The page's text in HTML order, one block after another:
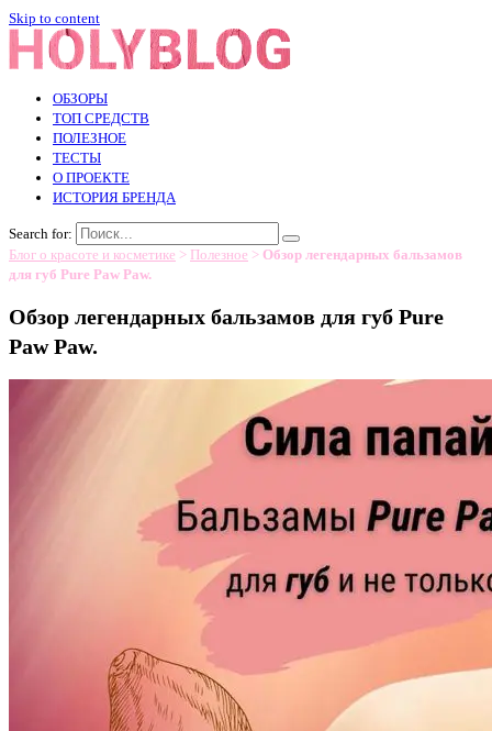
Skip to content
ОБЗОРЫ
ТОП СРЕДСТВ
ПОЛЕЗНОЕ
ТЕСТЫ
О ПРОЕКТЕ
ИСТОРИЯ БРЕНДА
Search for:
Блог о красоте и косметике > Полезное > Обзор легендарных бальзамов
для губ Pure Paw Paw.
Обзор легендарных бальзамов для губ Pure
Paw Paw.